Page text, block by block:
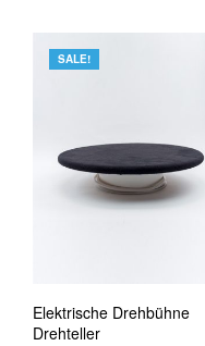
SALE!
Elektrische Drehbühne
Drehteller